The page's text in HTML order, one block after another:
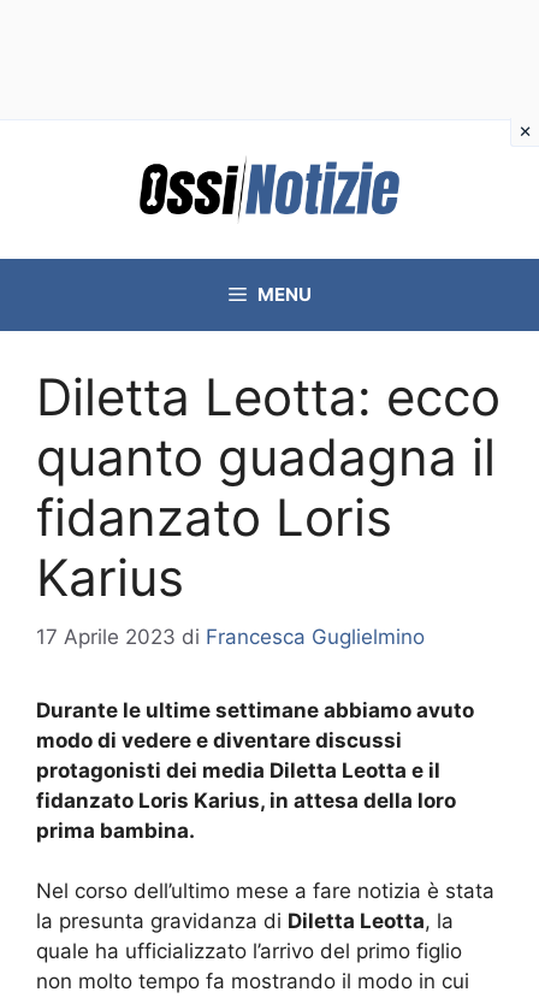
MENU
Diletta Leotta: ecco
quanto guadagna il
fidanzato Loris
Karius
17 Aprile 2023 di Francesca Guglielmino
Durante le ultime settimane abbiamo avuto
modo di vedere e diventare discussi
protagonisti dei media Diletta Leotta e il
fidanzato Loris Karius, in attesa della loro
prima bambina.
Nel corso dell’ultimo mese a fare notizia è stata
la presunta gravidanza di Diletta Leotta, la
quale ha ufficializzato l’arrivo del primo figlio
non molto tempo fa mostrando il modo in cui